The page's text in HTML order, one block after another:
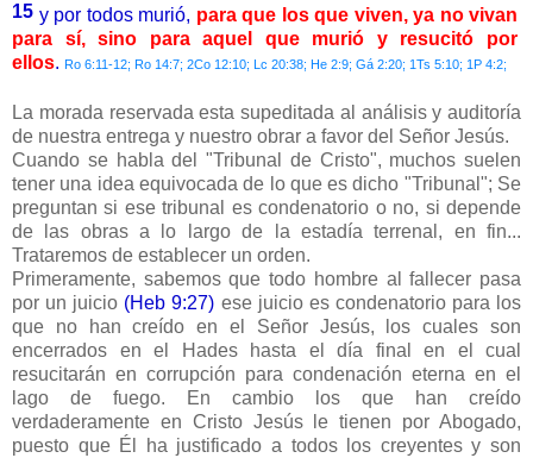
15 y por todos murió, para que los que viven, ya no vivan
para sí, sino para aquel que murió y resucitó por
ellos. Ro 6:11-12; Ro 14:7; 2Co 12:10; Lc 20:38; He 2:9; Gá 2:20; 1Ts 5:10; 1P 4:2;
La morada reservada esta supeditada al análisis y auditoría
de nuestra entrega y nuestro obrar a favor del Señor Jesús.
Cuando se habla del "Tribunal de Cristo", muchos suelen
tener una idea equivocada de lo que es dicho "Tribunal"; Se
preguntan si ese tribunal es condenatorio o no, si depende
de las obras a lo largo de la estadía terrenal, en fin...
Trataremos de establecer un orden.
Primeramente, sabemos que todo hombre al fallecer pasa
por un juicio (Heb 9:27) ese juicio es condenatorio para los
que no han creído en el Señor Jesús, los cuales son
encerrados en el Hades hasta el día final en el cual
resucitarán en corrupción para condenación eterna en el
lago de fuego. En cambio los que han creído
verdaderamente en Cristo Jesús le tienen por Abogado,
puesto que Él ha justificado a todos los creyentes y son